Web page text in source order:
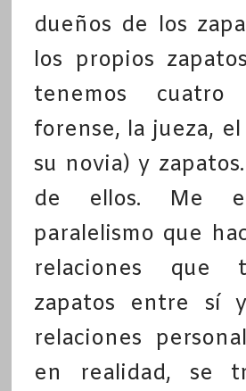
dueños de los
los propios
tenemos
forense, la jueza,
su novia) y
de ellos. Me
paralelismo que
relaciones que
zapatos entre sí
relaciones
en realidad, se